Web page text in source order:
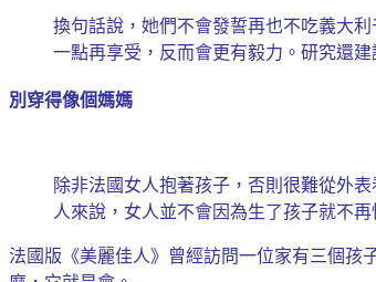
換句話說，她們不會發誓再也不吃義大
一點再享受，反而會更有毅力。研究還
別穿得像個媽媽
除非法國女人抱著孩子，否則很難從外
人來說，女人並不會因為生了孩子就不
法國版《美麗佳人》曾經訪問一位家有三個孩